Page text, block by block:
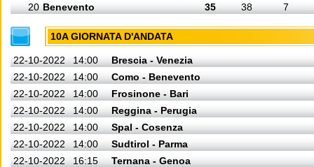
20 Benevento 35 38 7
10A GIORNATA D'ANDATA
22-10-2022 14:00
Brescia - Venezia
22-10-2022
14:00
Como - Benevento
22-10-2022
14:00
Frosinone - Bari
22-10-2022
14:00
Reggina - Perugia
22-10-2022
14:00
Spal - Cosenza
22-10-2022
14:00
Sudtirol - Parma
22-10-2022
16:15
Ternana - Genoa